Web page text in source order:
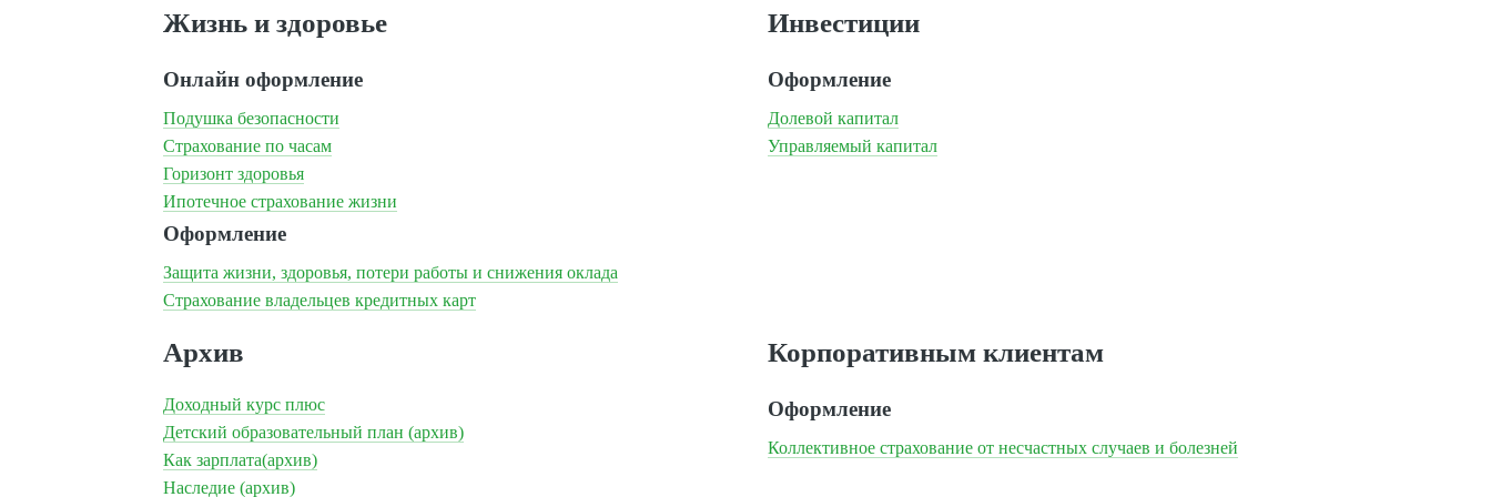
Жизнь и здоровье
Онлайн оформление
Подушка безопасности
Страхование по часам
Горизонт здоровья
Ипотечное страхование жизни
Оформление
Защита жизни, здоровья, потери работы и снижения оклада
Страхование владельцев кредитных карт
Инвестиции
Оформление
Долевой капитал
Управляемый капитал
Архив
Доходный курс плюс
Детский образовательный план (архив)
Как зарплата(архив)
Наследие (архив)
Корпоративным клиентам
Оформление
Коллективное страхование от несчастных случаев и болезней